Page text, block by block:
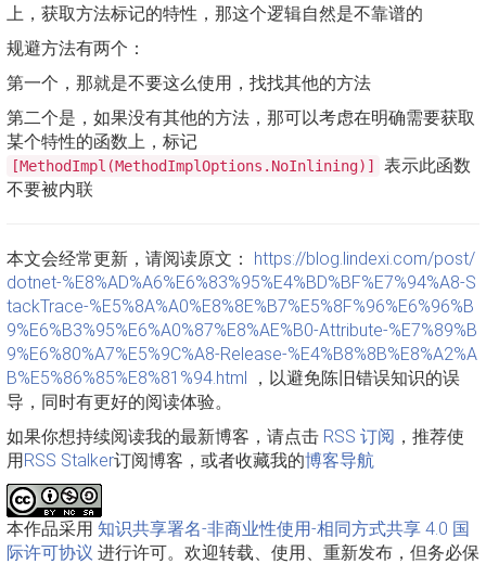
上，获取方法标记的特性，那这个逻辑自然是不靠谱的
规避方法有两个：
第一个，那就是不要这么使用，找找其他的方法
第二个是，如果没有其他的方法，那可以考虑在明确需要获取
某个特性的函数上，标记
[MethodImpl(MethodImplOptions.NoInlining)]
表示此函数
不要被内联
本文会经常更新，请阅读原文： https://blog.lindexi.com/post/
dotnet-%E8%AD%A6%E6%83%95%E4%BD%BF%E7%94%A8-S
tackTrace-%E5%8A%A0%E8%8E%B7%E5%8F%96%E6%96%B
9%E6%B3%95%E6%A0%87%E8%AE%B0-Attribute-%E7%89%B
9%E6%80%A7%E5%9C%A8-Release-%E4%B8%8B%E8%A2%A
B%E5%86%85%E8%81%94.html ，以避免陈旧错误知识的误
导，同时有更好的阅读体验。
如果你想持续阅读我的最新博客，请点击 RSS 订阅 ，推荐使
用RSS Stalker订阅博客，或者收藏我的博客导航
本作品采用 知识共享署名-非商业性使用-相同方式共享 4.0 国
际许可协议 进行许可。欢迎转载、使用、重新发布，但务必保